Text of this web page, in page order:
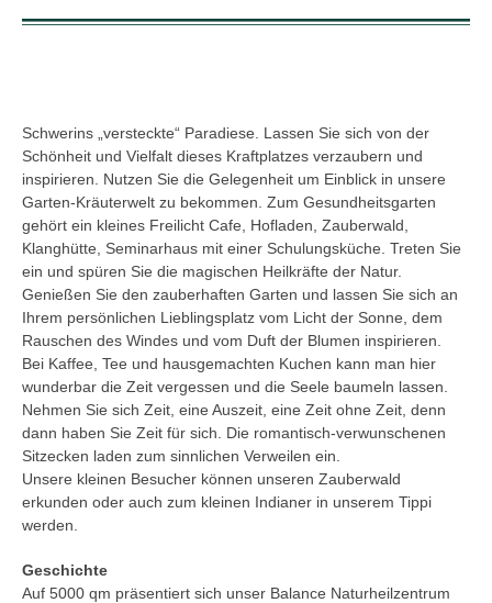
Schwerins „versteckte“ Paradiese. Lassen Sie sich von der
Schönheit und Vielfalt dieses Kraftplatzes verzaubern und
inspirieren. Nutzen Sie die Gelegenheit um Einblick in unsere
Garten-Kräuterwelt zu bekommen. Zum Gesundheitsgarten
gehört ein kleines Freilicht Cafe, Hofladen, Zauberwald,
Klanghütte, Seminarhaus mit einer Schulungsküche. Treten Sie
ein und spüren Sie die magischen Heilkräfte der Natur.
Genießen Sie den zauberhaften Garten und lassen Sie sich an
Ihrem persönlichen Lieblingsplatz vom Licht der Sonne, dem
Rauschen des Windes und vom Duft der Blumen inspirieren.
Bei Kaffee, Tee und hausgemachten Kuchen kann man hier
wunderbar die Zeit vergessen und die Seele baumeln lassen.
Nehmen Sie sich Zeit, eine Auszeit, eine Zeit ohne Zeit, denn
dann haben Sie Zeit für sich. Die romantisch-verwunschenen
Sitzecken laden zum sinnlichen Verweilen ein.
Unsere kleinen Besucher können unseren Zauberwald
erkunden oder auch zum kleinen Indianer in unserem Tippi
werden.
Geschichte
Auf 5000 qm präsentiert sich unser Balance Naturheilzentrum